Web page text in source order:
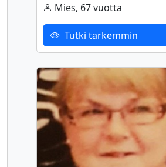
Mies, 67 vuotta
Tutki tarkemmin